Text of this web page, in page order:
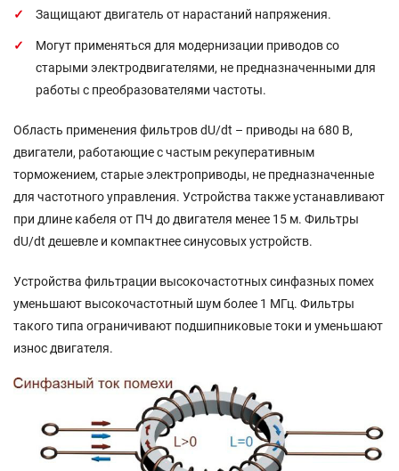
Защищают двигатель от нарастаний напряжения.
Могут применяться для модернизации приводов со
старыми электродвигателями, не предназначенными для
работы с преобразователями частоты.
Область применения фильтров dU/dt – приводы на 680 В,
двигатели, работающие с частым рекуперативным
торможением, старые электроприводы, не предназначенные
для частотного управления. Устройства также устанавливают
при длине кабеля от ПЧ до двигателя менее 15 м. Фильтры
dU/dt дешевле и компактнее синусовых устройств.
Устройства фильтрации высокочастотных синфазных помех
уменьшают высокочастотный шум более 1 МГц. Фильтры
такого типа ограничивают подшипниковые токи и уменьшают
износ двигателя.